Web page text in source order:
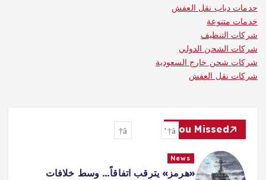
حدمات دباب نقل العفش
خدمات متنوعة
شركات التنظيف
شركات الشحن الدولي
شركات شحن خارج السعودية
شركات نقل العفش
You Missed
News
«هرمز» يترقب اتفاقاً… وسط خلافات